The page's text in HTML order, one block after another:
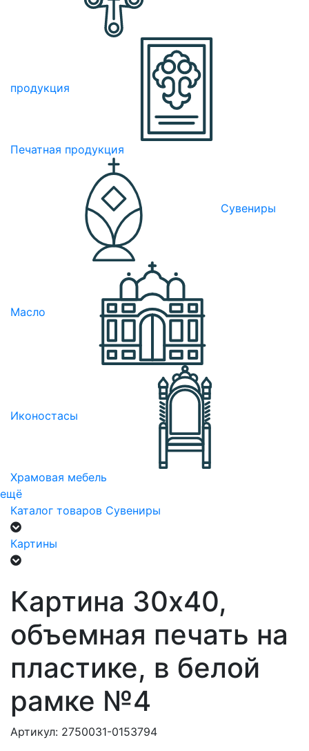
продукция
Печатная продукция
Сувениры
Масло
Иконостасы
Храмовая мебель
ещё
Каталог товаров Сувениры
Картины
Картина 30х40,
объемная печать на
пластике, в белой
рамке №4
Артикул: 2750031-0153794